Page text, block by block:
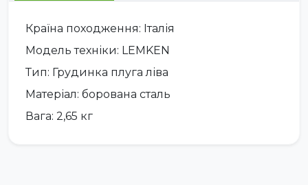
Країна походження: Італія
Модель техніки: LEMKEN
Тип: Грудинка плуга ліва
Матеріал: борована сталь
Вага: 2,65 кг